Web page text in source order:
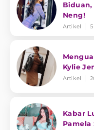
Neng!
Artikel
Kylie
Artikel
Kabar